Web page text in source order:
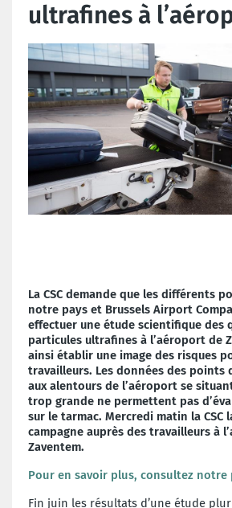
ultrafines à
La CSC demande que les différents
notre pays et Brussels Airport
effectuer une étude scientifique des
particules ultrafines à l’aéroport de
ainsi établir une image des risques
travailleurs. Les données des points
aux alentours de l’aéroport se
trop grande ne permettent pas
sur le tarmac. Mercredi matin la CSC
campagne auprès des travailleurs à
Zaventem.
Pour en savoir plus, consultez notre
Fin juin les résultats d’une étude